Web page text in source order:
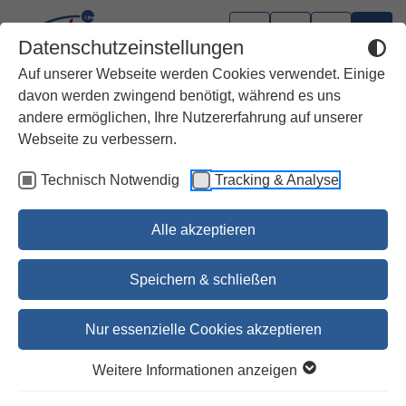
Datenschutzeinstellungen
Auf unserer Webseite werden Cookies verwendet. Einige
davon werden zwingend benötigt, während es uns
andere ermöglichen, Ihre Nutzererfahrung auf unserer
Webseite zu verbessern.
Technisch Notwendig Tracking & Analyse
Alle akzeptieren
Speichern & schließen
Nur essenzielle Cookies akzeptieren
Weitere Informationen anzeigen